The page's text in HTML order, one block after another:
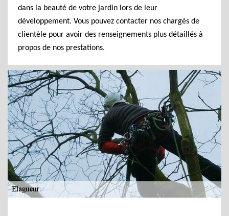
dans la beauté de votre jardin lors de leur
développement. Vous pouvez contacter nos chargés de
clientèle pour avoir des renseignements plus détaillés à
propos de nos prestations.